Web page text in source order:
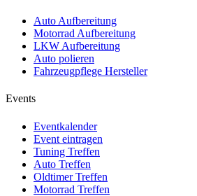
Auto Aufbereitung
Motorrad Aufbereitung
LKW Aufbereitung
Auto polieren
Fahrzeugpflege Hersteller
Events
Eventkalender
Event eintragen
Tuning Treffen
Auto Treffen
Oldtimer Treffen
Motorrad Treffen